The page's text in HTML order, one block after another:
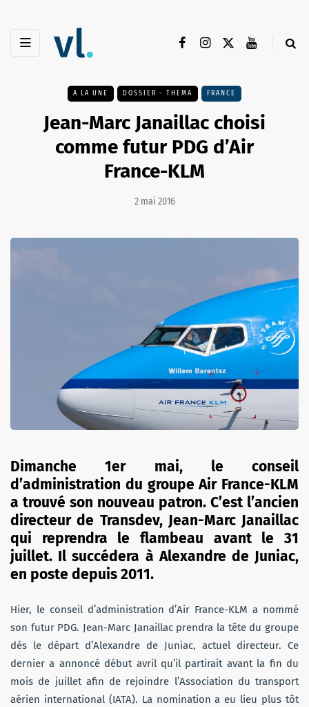
A LA UNE DOSSIER - THEMA FRANCE
Jean-Marc Janaillac choisi
comme futur PDG d’Air
France-KLM
2 mai 2016
Dimanche 1er mai, le conseil
d’administration du groupe Air France-KLM
a trouvé son nouveau patron. C’est l’ancien
directeur de Transdev, Jean-Marc Janaillac
qui reprendra le flambeau avant le 31
juillet. Il succédera à Alexandre de Juniac,
en poste depuis 2011.
Hier, le conseil d’administration d’Air France-KLM a nommé
son futur PDG. Jean-Marc Janaillac prendra la tête du groupe
dès le départ d’Alexandre de Juniac, actuel directeur. Ce
dernier a annoncé début avril qu’il partirait avant la fin du
mois de juillet afin de rejoindre l’Association du transport
aérien international (IATA). La nomination a eu lieu plus tôt